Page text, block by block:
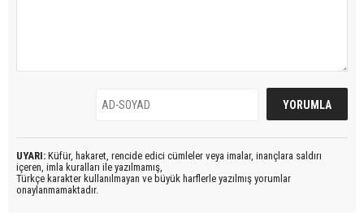
UYARI: Küfür, hakaret, rencide edici cümleler veya imalar, inançlara saldırı
içeren, imla kuralları ile yazılmamış,
Türkçe karakter kullanılmayan ve büyük harflerle yazılmış yorumlar
onaylanmamaktadır.